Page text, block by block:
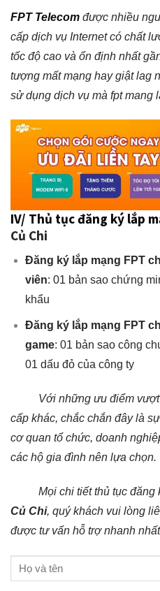
FPT Telecom được nhiều
cấp dịch vụ Internet có chất
tốc độ cao và ổn định nhất
tượng mất mạng hay giật lag
sử dụng dịch vụ mà fpt mang
IV/ Thủ tục đăng ký lắp
Củ Chi
Đăng ký lắp mạng FPT
viên: 01 bản sao chứng
khẩu
Đăng ký lắp mạng FPT
game: 01 bản sao công
01 dấu đỏ của công ty
Với những ưu điểm vượt
cấp khác, chắc chắn đây là
cơ quan tổ chức, doanh
các hộ gia đình nên lựa chọn.
Mọi chi tiết thủ tục đăng
Củ Chi, quý khách vui lòng
được tư vấn hỗ trợ nhanh nhất